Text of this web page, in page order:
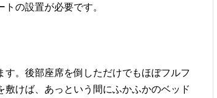
の設置が必要です。
。後部座席を倒しただけでもほぼフルフ
けば、あっという間にふかふかのベッド